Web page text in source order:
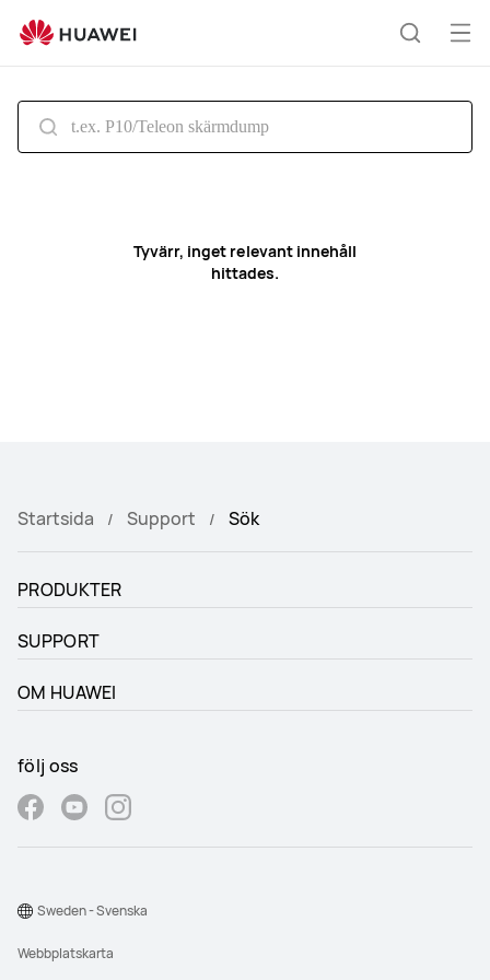
Tyvärr, inget relevant innehåll
hittades.
Startsida Support Sök
PRODUKTER
SUPPORT
OM HUAWEI
följ oss
Webbplatskarta
Sweden - Svenska